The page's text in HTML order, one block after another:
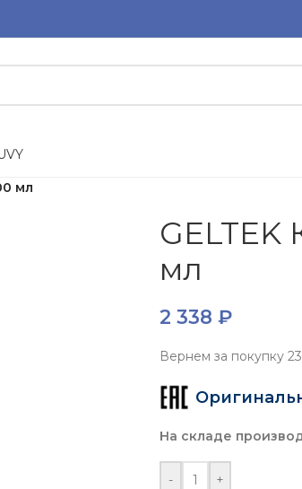
VY
мл
мл
2 338 ₽
Вернем за покупку
На складе
- +